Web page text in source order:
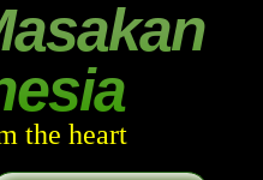
the heart